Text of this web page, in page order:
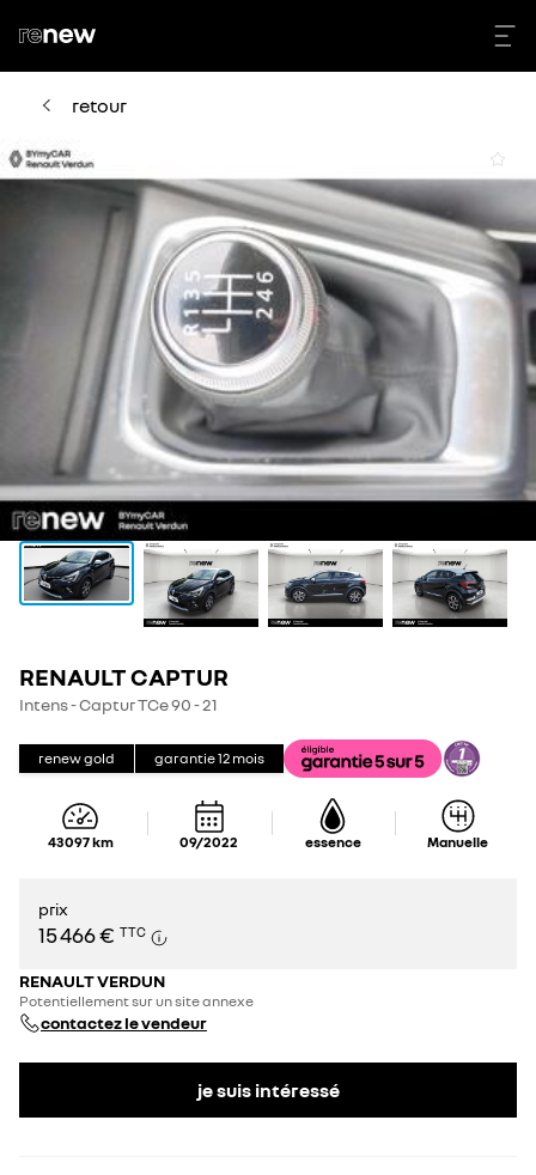
retour
RENAULT CAPTUR
Intens - Captur TCe 90 - 21
renew gold garantie12 mois
43 097km 09/2022 essence Manuelle
prix
15 466 € TTC
RENAULT VERDUN
Potentiellement sur un site annexe
contactez le vendeur
je suis intéressé